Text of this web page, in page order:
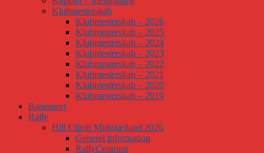
Klubmesterskab
Klubmesterskab – 2026
Klubmesterskab – 2025
Klubmesterskab – 2024
Klubmesterskab – 2023
Klubmesterskab – 2022
Klubmesterskab – 2021
Klubmesterskab – 2020
Klubmesterskab – 2019
Banesport
Rally
Hill Climb Midtsjælland 2026
Generel information
RallyCentrum